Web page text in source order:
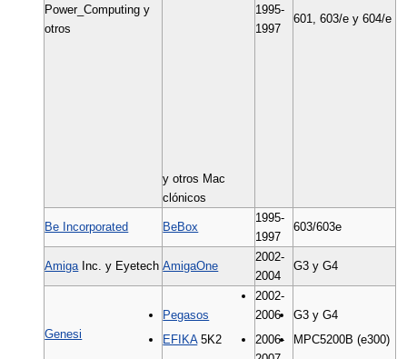
Power_Computing y
otros
y otros Mac
clónicos
1995-
1997
601, 603/e y 604/e
Be Incorporated BeBox
1995-
1997
603/603e
AmigaInc. y Eyetech AmigaOne
2002-
2004
G3 y G4
Genesi
Pegasos
EFIKA5K2
2002-
2006
2006-
G3 y G4
MPC5200B (e300)